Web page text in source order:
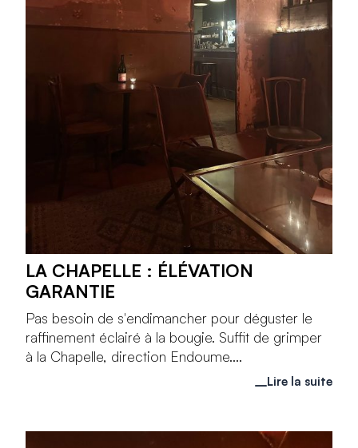
LA CHAPELLE : ÉLÉVATION
GARANTIE
Pas besoin de s'endimancher pour déguster le
raffinement éclairé à la bougie. Suffit de grimper
à la Chapelle, direction Endoume....
Lire la suite